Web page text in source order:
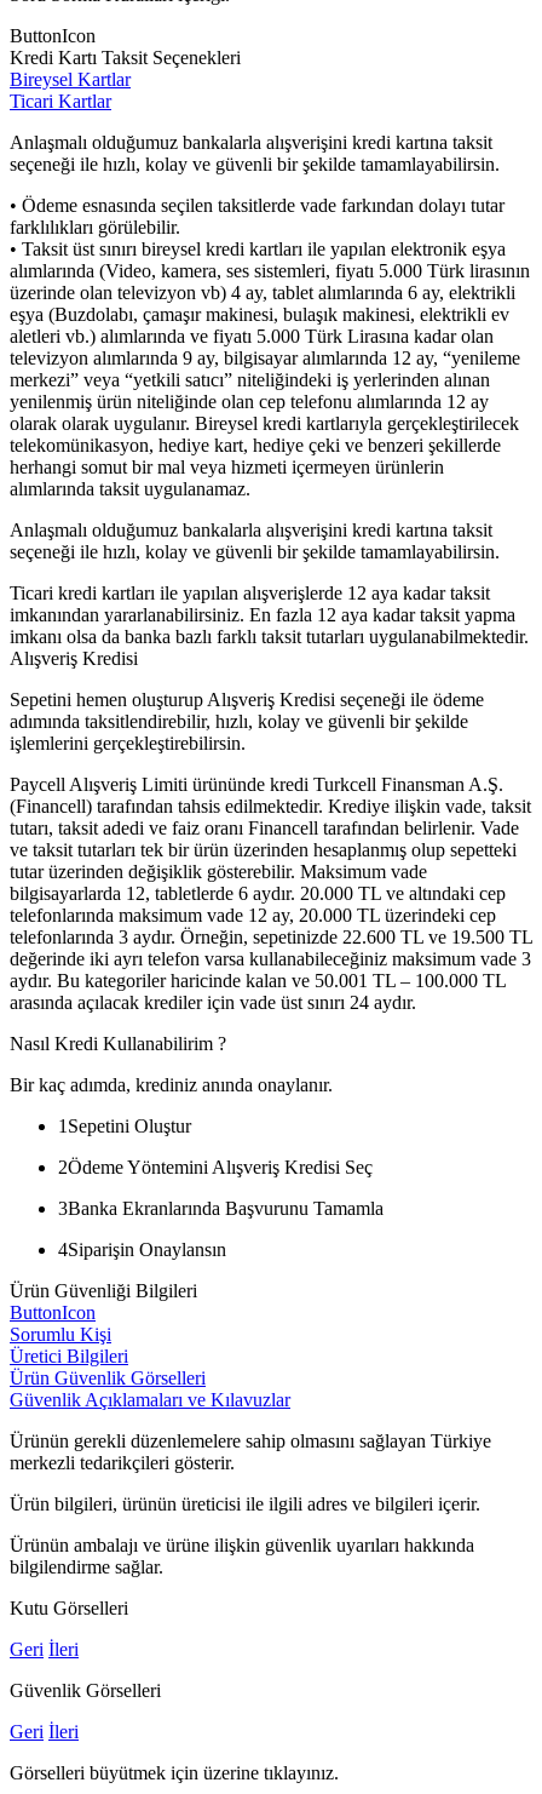
ButtonIcon
Kredi Kartı Taksit Seçenekleri
Bireysel Kartlar
Ticari Kartlar
Anlaşmalı olduğumuz bankalarla alışverişini kredi kartına taksit
seçeneği ile hızlı, kolay ve güvenli bir şekilde tamamlayabilirsin.
• Ödeme esnasında seçilen taksitlerde vade farkından dolayı tutar
farklılıkları görülebilir.
• Taksit üst sınırı bireysel kredi kartları ile yapılan elektronik eşya
alımlarında (Video, kamera, ses sistemleri, fiyatı 5.000 Türk lirasının
üzerinde olan televizyon vb) 4 ay, tablet alımlarında 6 ay, elektrikli
eşya (Buzdolabı, çamaşır makinesi, bulaşık makinesi, elektrikli ev
aletleri vb.) alımlarında ve fiyatı 5.000 Türk Lirasına kadar olan
televizyon alımlarında 9 ay, bilgisayar alımlarında 12 ay, “yenileme
merkezi” veya “yetkili satıcı” niteliğindeki iş yerlerinden alınan
yenilenmiş ürün niteliğinde olan cep telefonu alımlarında 12 ay
olarak olarak uygulanır. Bireysel kredi kartlarıyla gerçekleştirilecek
telekomünikasyon, hediye kart, hediye çeki ve benzeri şekillerde
herhangi somut bir mal veya hizmeti içermeyen ürünlerin
alımlarında taksit uygulanamaz.
Anlaşmalı olduğumuz bankalarla alışverişini kredi kartına taksit
seçeneği ile hızlı, kolay ve güvenli bir şekilde tamamlayabilirsin.
Ticari kredi kartları ile yapılan alışverişlerde 12 aya kadar taksit
imkanından yararlanabilirsiniz. En fazla 12 aya kadar taksit yapma
imkanı olsa da banka bazlı farklı taksit tutarları uygulanabilmektedir.
Alışveriş Kredisi
Sepetini hemen oluşturup Alışveriş Kredisi seçeneği ile ödeme
adımında taksitlendirebilir, hızlı, kolay ve güvenli bir şekilde
işlemlerini gerçekleştirebilirsin.
Paycell Alışveriş Limiti ürününde kredi Turkcell Finansman A.Ş.
(Financell) tarafından tahsis edilmektedir. Krediye ilişkin vade, taksit
tutarı, taksit adedi ve faiz oranı Financell tarafından belirlenir. Vade
ve taksit tutarları tek bir ürün üzerinden hesaplanmış olup sepetteki
tutar üzerinden değişiklik gösterebilir. Maksimum vade
bilgisayarlarda 12, tabletlerde 6 aydır. 20.000 TL ve altındaki cep
telefonlarında maksimum vade 12 ay, 20.000 TL üzerindeki cep
telefonlarında 3 aydır. Örneğin, sepetinizde 22.600 TL ve 19.500 TL
değerinde iki ayrı telefon varsa kullanabileceğiniz maksimum vade 3
aydır. Bu kategoriler haricinde kalan ve 50.001 TL – 100.000 TL
arasında açılacak krediler için vade üst sınırı 24 aydır.
Nasıl Kredi Kullanabilirim ?
Bir kaç adımda, krediniz anında onaylanır.
1 Sepetini Oluştur
2Ödeme Yöntemini Alışveriş Kredisi Seç
3Banka Ekranlarında Başvurunu Tamamla
4Siparişin Onaylansın
Ürün Güvenliği Bilgileri
ButtonIcon
Sorumlu Kişi
Üretici Bilgileri
Ürün Güvenlik Görselleri
Güvenlik Açıklamaları ve Kılavuzlar
Ürünün gerekli düzenlemelere sahip olmasını sağlayan Türkiye
merkezli tedarikçileri gösterir.
Ürün bilgileri, ürünün üreticisi ile ilgili adres ve bilgileri içerir.
Ürünün ambalajı ve ürüne ilişkin güvenlik uyarıları hakkında
bilgilendirme sağlar.
Kutu Görselleri
Geri İleri
Güvenlik Görselleri
Geri İleri
Görselleri büyütmek için üzerine tıklayınız.